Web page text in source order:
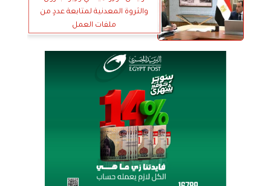
والثروة المعدنية لمتابعة عددٍ من
ملفات العمل